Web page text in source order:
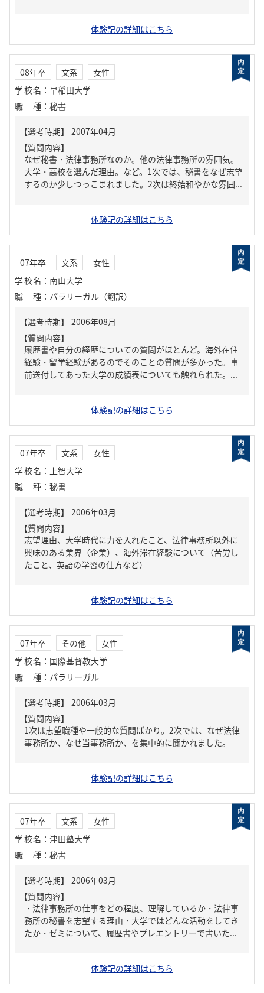
体験記の詳細はこちら
08年卒 文系
女性
学校名 ： 早稲田大学
職種 ： 秘書
【質問内容】
なぜ秘書・法律事務所なのか。他の法律事務所の雰囲気。
大学・高校を選んだ理由。など。1次では、秘書をなぜ志望
するのか少しつっこまれました。2次は終始和やかな雰囲...
体験記の詳細はこちら
07年卒 文系
女性
学校名 ： 南山大学
職種 ： パラリーガル（翻訳）
【質問内容】
履歴書や自分の経歴についての質問がほとんど。海外在住
経験・留学経験があるのでそのことの質問が多かった。事
前送付してあった大学の成績表についても触れられた。...
体験記の詳細はこちら
07年卒 文系
女性
学校名 ： 上智大学
職種 ： 秘書
【質問内容】
志望理由、大学時代に力を入れたこと、法律事務所以外に
興味のある業界（企業）、海外滞在経験について（苦労し
たこと、英語の学習の仕方など）
体験記の詳細はこちら
07年卒 その他
女性
学校名 ： 国際基督教大学
職種 ： パラリーガル
【質問内容】
1次は志望職種や一般的な質問ばかり。2次では、なぜ法律
事務所か、なせ当事務所か、を集中的に聞かれました。
体験記の詳細はこちら
07年卒 文系
女性
学校名 ： 津田塾大学
職種 ： 秘書
【質問内容】
・法律事務所の仕事をどの程度、理解しているか・法律事
務所の秘書を志望する理由・大学ではどんな活動をしてき
たか・ゼミについて、履歴書やプレエントリーで書いた...
体験記の詳細はこちら